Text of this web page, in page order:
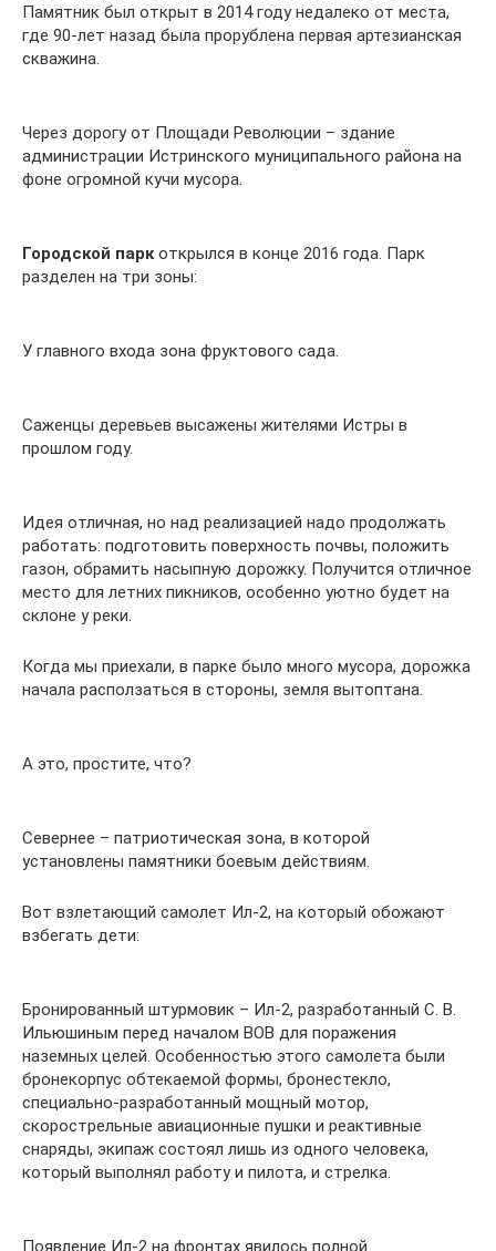
Памятник был открыт в 2014 году недалеко от места,
где 90-лет назад была прорублена первая артезианская
скважина.
Через дорогу от Площади Революции – здание
администрации Истринского муниципального района на
фоне огромной кучи мусора.
Городской паркоткрылся в конце 2016 года. Парк
разделен на три зоны:
У главного входа зона фруктового сада.
Саженцы деревьев высажены жителями Истры в
прошлом году.
Идея отличная, но над реализацией надо продолжать
работать: подготовить поверхность почвы, положить
газон, обрамить насыпную дорожку. Получится отличное
место для летних пикников, особенно уютно будет на
склоне у реки.
Когда мы приехали, в парке было много мусора, дорожка
начала расползаться в стороны, земля вытоптана.
А это, простите, что?
Севернее – патриотическая зона, в которой
установлены памятники боевым действиям.
Вот взлетающий самолет Ил-2, на который обожают
взбегать дети:
Бронированный штурмовик – Ил-2, разработанный С. В.
Ильюшиным перед началом ВОВ для поражения
наземных целей. Особенностью этого самолета были
бронекорпус обтекаемой формы, бронестекло,
специально-разработанный мощный мотор,
скорострельные авиационные пушки и реактивные
снаряды, экипаж состоял лишь из одного человека,
который выполнял работу и пилота, и стрелка.
Появление Ил-2 на фронтах явилось полной